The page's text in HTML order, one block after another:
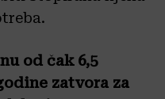
od čak 6,5
zatvora za